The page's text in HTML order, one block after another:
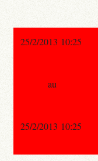
25/2/2013 10:25
au
25/2/2013 10:25